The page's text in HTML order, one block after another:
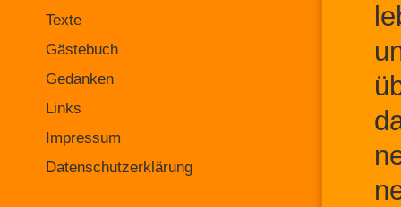
Texte
Gästebuch
Gedanken
Links
Impressum
Datenschutzerklärung